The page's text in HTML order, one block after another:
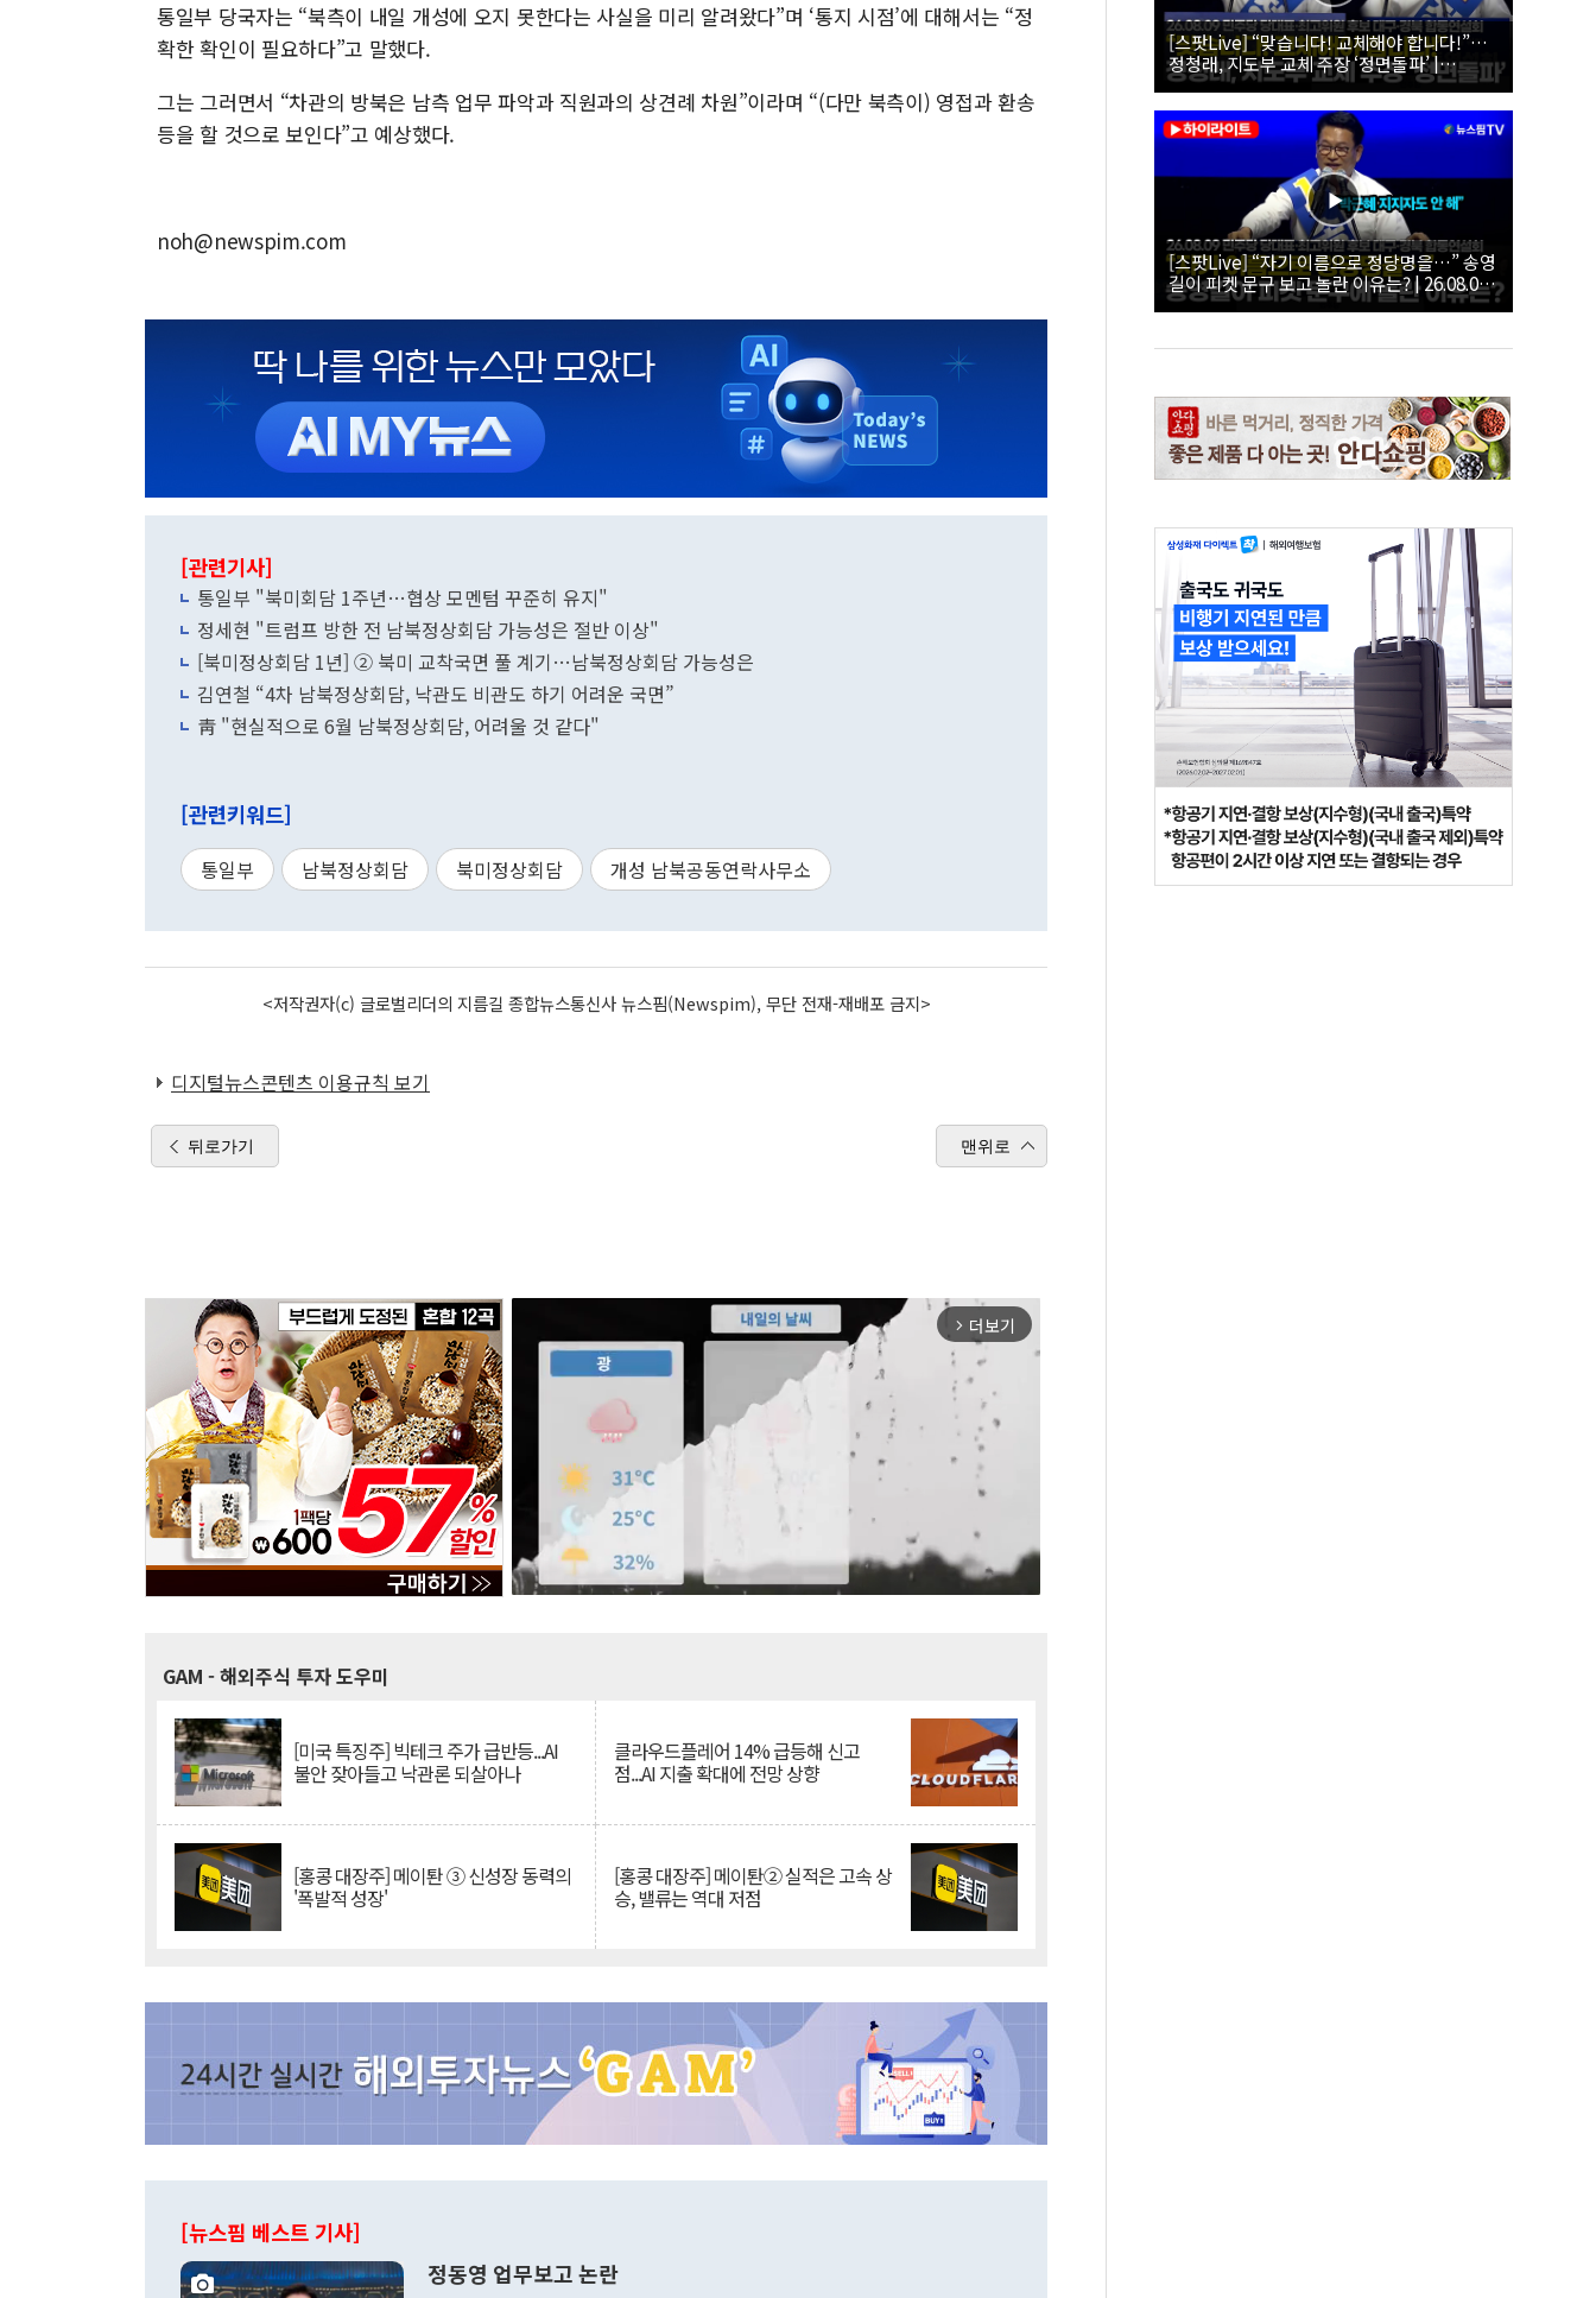
통일부 당국자는 “북측이 내일 개성에 오지 못한다는 사실을 미리 알려왔다”며 ‘통지 시점’에 대해서는 “정
확한 확인이 필요하다”고 말했다.
그는 그러면서 “차관의 방북은 남측 업무 파악과 직원과의 상견례 차원”이라며 “(다만 북측이) 영접과 환송
등을 할 것으로 보인다”고 예상했다.
noh@newspim.com
[관련기사]
통일부 "북미회담 1주년…협상 모멘텀 꾸준히 유지"
정세현 "트럼프 방한 전 남북정상회담 가능성은 절반 이상"
[북미정상회담 1년] ② 북미 교착국면 풀 계기…남북정상회담 가능성은
김연철 “4차 남북정상회담, 낙관도 비관도 하기 어려운 국면”
靑 "현실적으로 6월 남북정상회담, 어려울 것 같다"
[관련키워드]
통일부 남북정상회담 북미정상회담 개성 남북공동연락사무소
<저작권자(c) 글로벌리더의 지름길 종합뉴스통신사 뉴스핌(Newspim), 무단 전재-재배포 금지>
디지털뉴스콘텐츠 이용규칙 보기
뒤로가기 맨위로
arrow_forward_ios 더보기
GAM - 해외주식 투자 도우미
[미국 특징주] 빅테크 주가 급반등...AI
불안 잦아들고 낙관론 되살아나
클라우드플레어 14% 급등해 신고
점...AI 지출 확대에 전망 상향
[홍콩 대장주] 메이퇀 ③ 신성장 동력의
'폭발적 성장'
[홍콩 대장주] 메이퇀② 실적은 고속 상
승, 밸류는 역대 저점
[뉴스핌 베스트 기사]
정동영 업무보고 논란
[스팟Live] “맞습니다! 교체해야 합니다!”…
정청래, 지도부 교체 주장 ‘정면돌파’ |
26.08.09 더불어민주당 당대표·최고위원 후
보 대구·경북 합동연설회
[스팟Live] “자기 이름으로 정당명을…” 송영
길이 피켓 문구 보고 놀란 이유는? | 26.08.09
더불어민주당 당대표·최고위원 후보 대구·경